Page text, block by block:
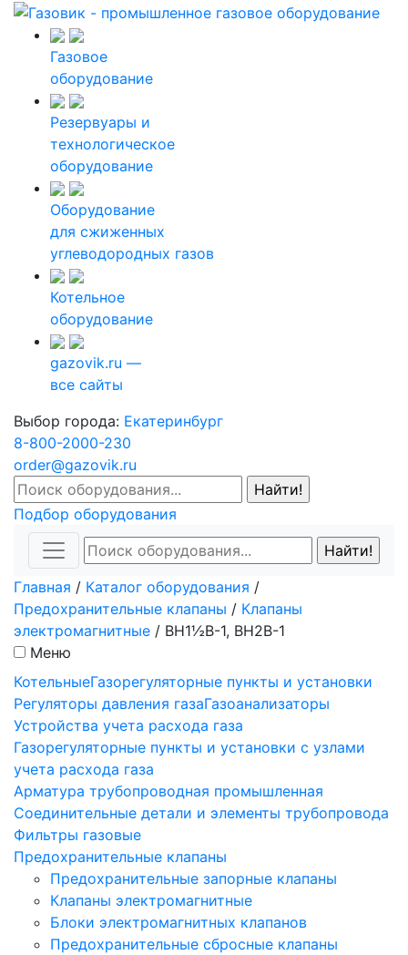
Газовое
оборудование
Резервуары и
технологическое
оборудование
Оборудование
для сжиженных
углеводородных газов
Котельное
оборудование
gazovik.ru —
все сайты
Выбор города: Екатеринбург
8-800-2000-230
order@gazovik.ru
Подбор оборудования
Главная / Каталог оборудования /
Предохранительные клапаны / Клапаны
электромагнитные / ВН1½В-1, ВН2В-1
Меню
КотельныеГазорегуляторные пункты и установки
Регуляторы давления газаГазоанализаторы
Устройства учета расхода газа
Газорегуляторные пункты и установки с узлами
учета расхода газа
Арматура трубопроводная промышленная
Соединительные детали и элементы трубопровода
Фильтры газовые
Предохранительные клапаны
Предохранительные запорные клапаны
Клапаны электромагнитные
Блоки электромагнитных клапанов
Предохранительные сбросные клапаны